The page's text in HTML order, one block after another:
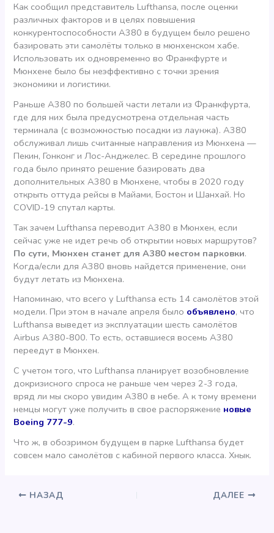
Как сообщил представитель Lufthansa, после оценки
различных факторов и в целях повышения
конкурентоспособности А380 в будущем было решено
базировать эти самолёты только в мюнхенском хабе.
Использовать их одновременно во Франкфурте и
Мюнхене было бы неэффективно с точки зрения
экономики и логистики.
Раньше А380 по большей части летали из Франкфурта,
где для них была предусмотрена отдельная часть
терминала (с возможностью посадки из лаунжа). А380
обслуживал лишь считанные направления из Мюнхена —
Пекин, Гонконг и Лос-Анджелес. В середине прошлого
года было принято решение базировать два
дополнительных А380 в Мюнхене, чтобы в 2020 году
открыть оттуда рейсы в Майами, Бостон и Шанхай. Но
COVID-19 спутал карты.
Так зачем Lufthansa переводит А380 в Мюнхен, если
сейчас уже не идет речь об открытии новых маршрутов?
По сути, Мюнхен станет для А380 местом парковки.
Когда/если для А380 вновь найдется применение, они
будут летать из Мюнхена.
Напоминаю, что всего у Lufthansa есть 14 самолётов этой
модели. При этом в начале апреля было объявлено, что
Lufthansa выведет из эксплуатации шесть самолётов
Airbus A380-800. То есть, оставшиеся восемь А380
переедут в Мюнхен.
С учетом того, что Lufthansa планирует возобновление
докризисного спроса не раньше чем через 2-3 года,
вряд ли мы скоро увидим А380 в небе. А к тому времени
немцы могут уже получить в свое распоряжение новые
Boeing 777-9.
Что ж, в обозримом будущем в парке Lufthansa будет
совсем мало самолётов с кабиной первого класса. Хнык.
НАЗАД ДАЛЕЕ